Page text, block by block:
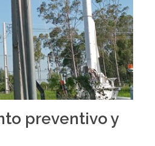
preventivo y